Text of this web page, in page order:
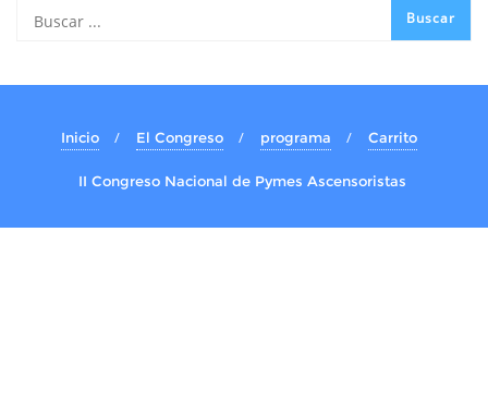
Inicio El Congreso programa Carrito
II Congreso Nacional de Pymes Ascensoristas